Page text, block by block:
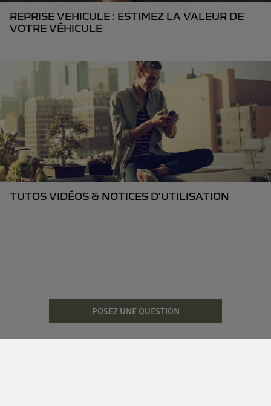
REPRISE VEHICULE : ESTIMEZ LA VALEUR DE
VOTRE VÉHICULE
TUTOS VIDÉOS & NOTICES D’UTILISATION
POSEZ UNE QUESTION